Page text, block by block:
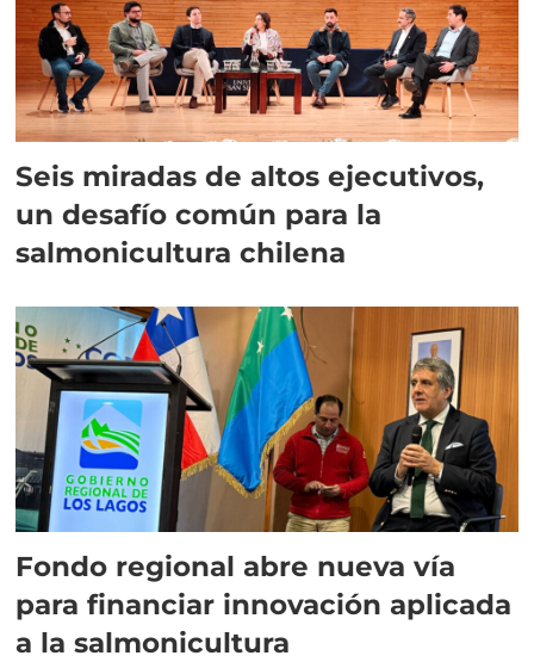
Seis miradas de altos ejecutivos,
un desafío común para la
salmonicultura chilena
Fondo regional abre nueva vía
para financiar innovación aplicada
a la salmonicultura